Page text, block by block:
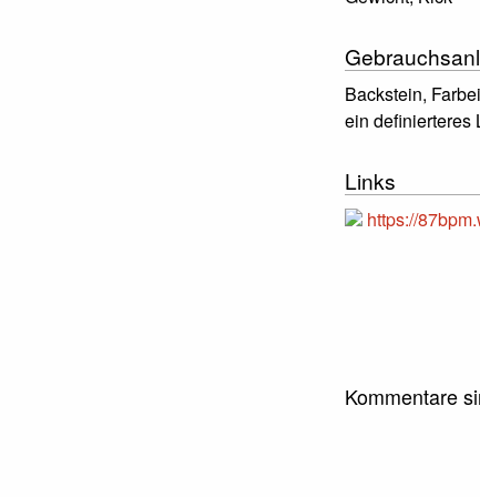
Backstein,
ein definierteres
Links
https://
Kommentare